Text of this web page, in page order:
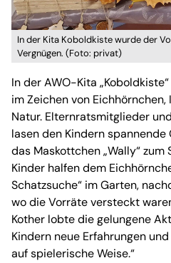
In der Kita Koboldkiste wurde der
Vergnügen. (Foto: privat)
In der AWO-Kita
im Zeichen von
Natur. Elternratsmitglieder
lasen den Kindern
das Maskottchen „Wally“ zum
Kinder halfen dem
Schatzsuche“ im Garten,
wo die Vorräte versteckt
Kother lobte die gelungene
Kindern neue Erfahrungen
auf spielerische Weise.“